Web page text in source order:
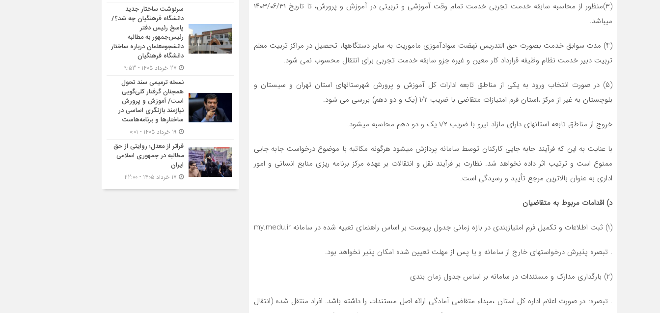
(۳)منظور از محاسبه سابقه خدمت تجربی خدمت تمام وقت آموزشی و تربیتی در آموزش و پرورش، تا تاریخ ۱۴۰۳/۰۶/۳۱
میباشد.
(۴) مدت سوابق خدمت بصورت حق التدریس نهضت سوادآموزی ماموریت به سایر دستگاهها، تحصیل در مراکز تربیت معلم
تربیت دبیر خدمت نظام وظیفه قرارداد کار معین و غیره جزو سابقه خدمت تجربی برای انتقال محسوب نمی شود.
(۵) در صورت انتخاب ورود به یکی از مناطق تابعه ادارات کل آموزش و پرورش شهرستانهای استان تهران و سیستان و
بلوچستان به غیر از مرکز ،استان فرم امتیازات متقاضی با ضریب ۱/۲ (یک و دو دهم) بررسی می شود.
خروج از مناطق تابعه استانهای دارای مازاد نیرو با ضریب ۱/۲ یک و دو دهم محاسبه میشود.
با عنایت به این که فرآیند جابه جایی کارکنان توسط سامانه پردازش میشود هرگونه مکاتبه با موضوع درخواست جابه جایی
ممنوع است و ترتیب اثر داده نخواهد شد. نظارت بر فرآیند نقل و انتقالات بر عهده مرکز برنامه ریزی منابع انسانی و امور
اداری به عنوان بالاترین مرجع تأیید و رسیدگی است.
د) اقدامات مربوط به متقاضیان
(۱) ثبت اطلاعات و تکمیل فرم امتیازبندی در بازه زمانی جدول پیوست بر اساس راهنمای تعبیه شده در سامانه my.medu.ir
. تبصره پذیرش درخواستهای خارج از سامانه و یا پس از مهلت تعیین شده امکان پذیر نخواهد بود.
(۲) بارگذاری مدارک و مستندات در سامانه بر اساس جدول زمان بندی
. تبصره: در صورت اعلام اداره کل استان ،مبداء متقاضی آمادگی ارائه اصل مستندات را داشته باشد. افراد منتقل شده (انتقال
سرنوشت ساختار جدید
دانشگاه فرهنگیان چه شد؟/
پاسخ رئیس دفتر
رئیس‌جمهور به مطالبه
دانشجومعلمان درباره ساختار
دانشگاه فرهنگیان
نسخه ترمیمی سند تحول
همچنان گرفتار کلی‌گویی
است/ آموزش و پرورش
نیازمند بازنگری اساسی در
ساختارها و برنامه‌هاست
فراتر از معدل؛ روایتی از حق
مطالبه در جمهوری اسلامی
ایران